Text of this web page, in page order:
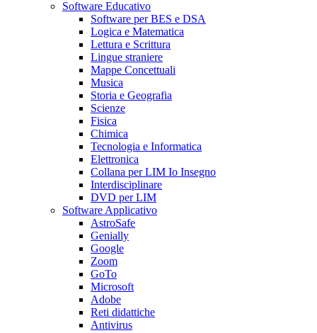
Software Educativo
Software per BES e DSA
Logica e Matematica
Lettura e Scrittura
Lingue straniere
Mappe Concettuali
Musica
Storia e Geografia
Scienze
Fisica
Chimica
Tecnologia e Informatica
Elettronica
Collana per LIM Io Insegno
Interdisciplinare
DVD per LIM
Software Applicativo
AstroSafe
Genially
Google
Zoom
GoTo
Microsoft
Adobe
Reti didattiche
Antivirus